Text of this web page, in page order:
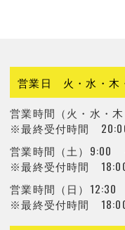
営業日 火・水・木
営業時間（火・水
※最終受付時間
営業時間（土）
※最終受付時間
営業時間（日）
※最終受付時間